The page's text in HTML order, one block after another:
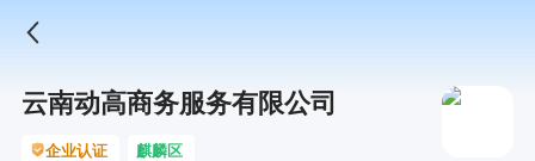
云南动高商务服务有限公司
企业认证 麒麟区